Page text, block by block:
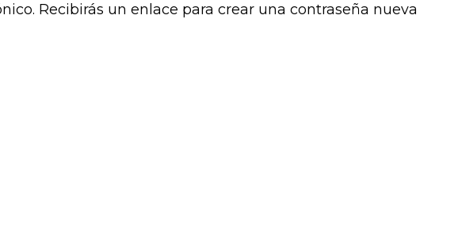
Recibirás un enlace para crear una contraseña nueva